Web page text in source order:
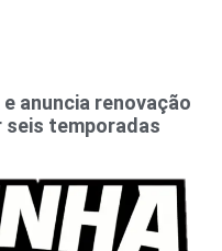
anuncia renovação
temporadas